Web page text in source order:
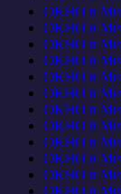
ОКНО в
ОКНО в
ОКНО в
ОКНО в
ОКНО в
ОКНО в
ОКНО в
ОКНО в
ОКНО в
ОКНО в Мир
ОКНО в
ОКНО в